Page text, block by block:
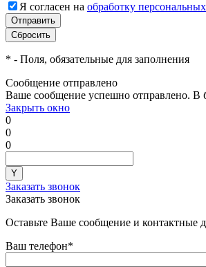
Я согласен на обработку
* - Поля, обязательные для заполнения
Сообщение отправлено
Ваше сообщение успешно отправлено. В
Закрыть окно
0
0
0
Заказать звонок
Заказать звонок
Оставьте Ваше сообщение и контактные
Ваш телефон*